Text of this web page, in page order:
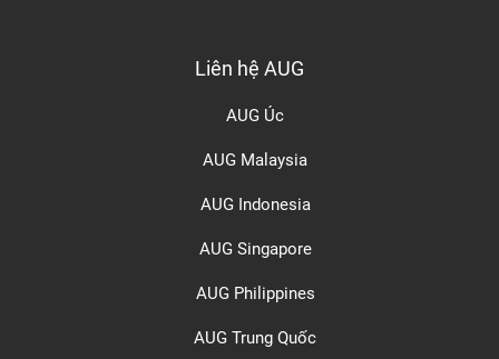
Liên hệ AUG
AUG Úc
AUG Malaysia
AUG Indonesia
AUG Singapore
AUG Philippines
AUG Trung Quốc